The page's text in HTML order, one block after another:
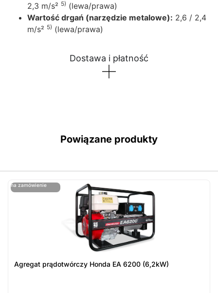
2,3 m/s² 5) (lewa/prawa)
Wartość drgań (narzędzie metalowe): 2,6 / 2,4
m/s² 5) (lewa/prawa)
Dostawa i płatność
Powiązane produkty
na zamówienie
ostatnie sztuki
Agregat prądotwórczy Honda EA 6200 (6,2kW)